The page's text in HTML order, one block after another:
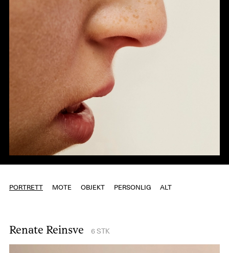
PORTRETT MOTE OBJEKT PERSONLIG ALT
Renate Reinsve 6STK